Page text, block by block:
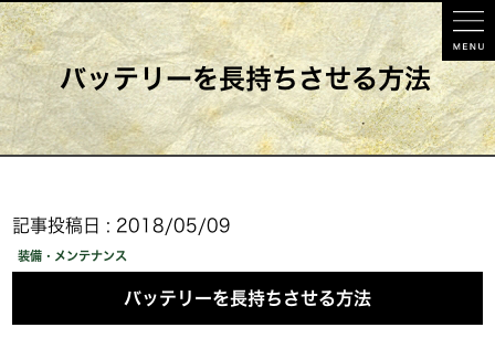
バッテリーを長持ちさせる方法
記事投稿日 : 2018/05/09
装備・メンテナンス
バッテリーを長持ちさせる方法